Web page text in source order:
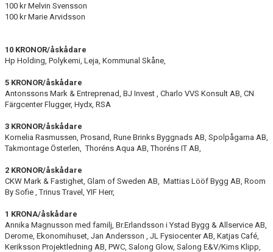
100 kr Melvin Svensson
100 kr Marie Arvidsson
10 KRONOR/åskådare
Hp Holding, Polykemi, Leja, Kommunal Skåne,
5 KRONOR/åskådare
Antonssons Mark & Entreprenad, BJ Invest , Charlo VVS Konsult AB, CN
Färgcenter Flugger, Hydx, RSA
3 KRONOR/åskådare
Kornelia Rasmussen, Prosand, Rune Brinks Byggnads AB, Spolpågarna AB,
Takmontage Österlen, Thoréns Aqua AB, Thoréns IT AB,
2 KRONOR/åskådare
CKW Mark & Fastighet, Glam of Sweden AB, Mattias Lööf Bygg AB, Room
By Sofie , Trinus Travel, YIF Herr,
1 KRONA/åskådare
Annika Magnusson med familj, Br.Erlandsson i Ystad Bygg & Allservice AB,
Derome, Ekonomihuset, Jan Andersson , JL Fysiocenter AB, Katjas Café,
Keriksson Projektledning AB, PWC, Salong Glow, Salong E&V/Kims Klipp,